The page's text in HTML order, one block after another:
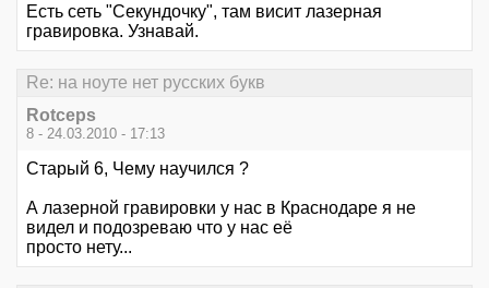
Есть сеть "Секундочку", там висит лазерная
гравировка. Узнавай.
Re: на ноуте нет русских букв
Rotceps
8 - 24.03.2010 - 17:13
Старый 6, Чему научился ?
А лазерной гравировки у нас в Краснодаре я не
видел и подозреваю что у нас её
просто нету...